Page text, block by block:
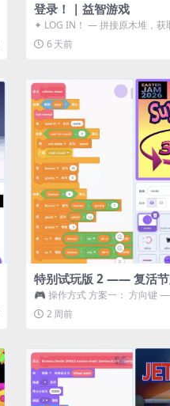
登录！ | 益智游戏
✦ LOG IN！ — 拼接原木堆，
ᑕ☲◎ ᑕ☲◎ ...
6 天前
特别试玩版 2 —— 复活节
🎮 操作方式 方案一： 方向
漂移 方案二： ...
2 周前